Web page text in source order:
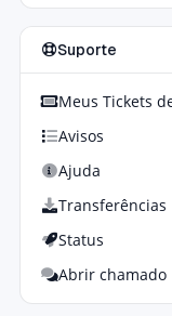
Suporte
Meus Tickets
Avisos
Ajuda
Transferências
Status
Abrir chamado